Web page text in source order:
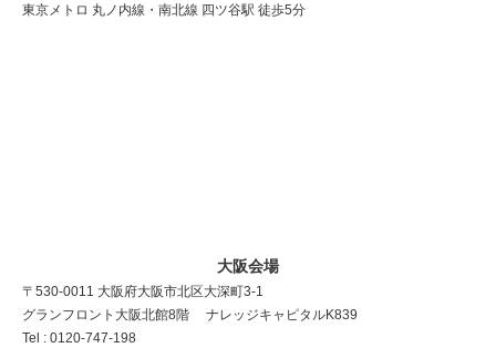
東京メトロ 丸ノ内線・南北線 四ツ谷駅 徒歩5分
大阪会場
〒530-0011 大阪府大阪市北区大深町3-1
グランフロント大阪北館8階 ナレッジキャピタルK839
Tel : 0120-747-198